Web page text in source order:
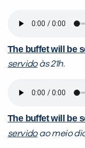
The buffet will be
servidoàs 21h.
The buffet will be
servidoao meio